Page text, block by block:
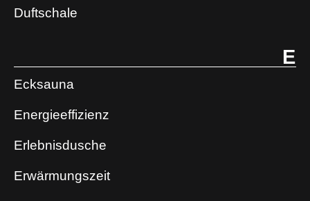
Duftschale
E
Ecksauna
Energieeffizienz
Erlebnisdusche
Erwärmungszeit